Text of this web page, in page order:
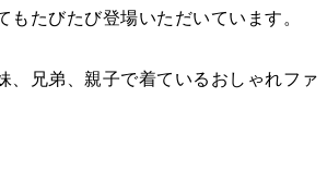
たびたび登場いただいています。
兄弟、親子で着ているおしゃれファ